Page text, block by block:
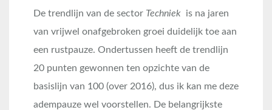
De trendlijn van de sector Techniek is na jaren
van vrijwel onafgebroken groei duidelijk toe aan
een rustpauze. Ondertussen heeft de trendlijn
20 punten gewonnen ten opzichte van de
basislijn van 100 (over 2016), dus ik kan me deze
adempauze wel voorstellen. De belangrijkste